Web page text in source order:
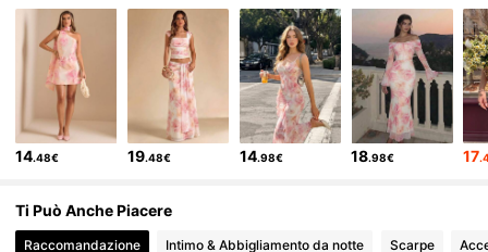
14.48€ 19.48€ 14.98€ 18.98€ 17
Ti Può Anche Piacere
Raccomandazione Intimo & Abbigliamento da notte Scarpe